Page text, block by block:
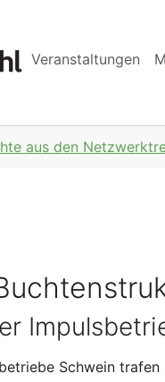
Veranstaltungen
aus den
Schwein